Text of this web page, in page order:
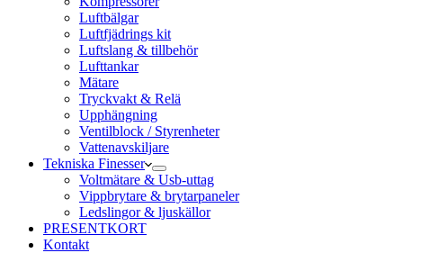
Luftbälgar
Luftfjädrings kit
Luftslang & tillbehör
Lufttankar
Mätare
Tryckvakt & Relä
Upphängning
Ventilblock / Styrenheter
Vattenavskiljare
Tekniska Finesser
Voltmätare & Usb-uttag
Vippbrytare & brytarpaneler
Ledslingor & ljuskällor
PRESENTKORT
Kontakt